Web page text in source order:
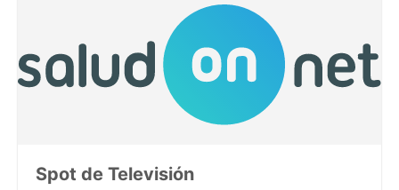
Spot de Televisión